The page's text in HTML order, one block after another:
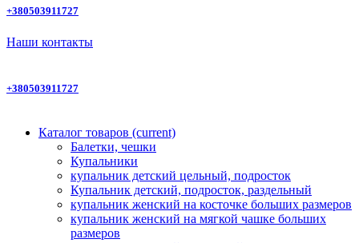
+380503911727
Наши контакты
+380503911727
Каталог товаров (current)
Балетки, чешки
Купальники
купальник детский цельный, подросток
Купальник детский, подросток, раздельный
купальник женский на косточке больших размеров
купальник женский на мягкой чашке больших
размеров